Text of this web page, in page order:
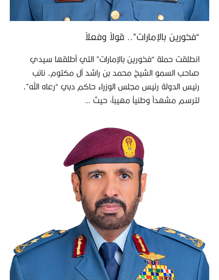
“فخورين بالإمارات”.. قولاً وفعلاً
انطلقت حملة “فخورين بالإمارات” التي أطلقها سيدي
صاحب السمو الشيخ محمد بن راشد آل مكتوم، نائب
رئيس الدولة رئيس مجلس الوزراء حاكم دبي “رعاه الله”،
لترسم مشهداً وطنياً مهيباً؛ حيث …